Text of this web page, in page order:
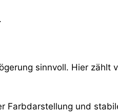
sinnvoll. Hier zählt
Farbdarstellung und